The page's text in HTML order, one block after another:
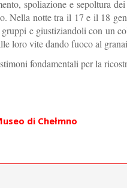
spoliazione e sepoltura
Nella notte tra il 17 e il 18
e giustiziandoli con un
loro vite dando fuoco al
fondamentali per la
di Chełmno